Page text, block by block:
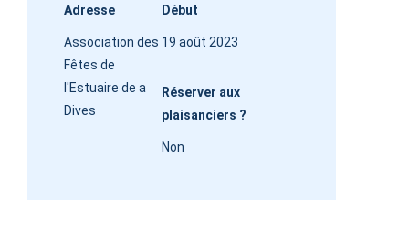
Adresse
Association des
Fêtes de
l'Estuaire de a
Dives
Début
19 août 2023
Réserver aux
plaisanciers ?
Non